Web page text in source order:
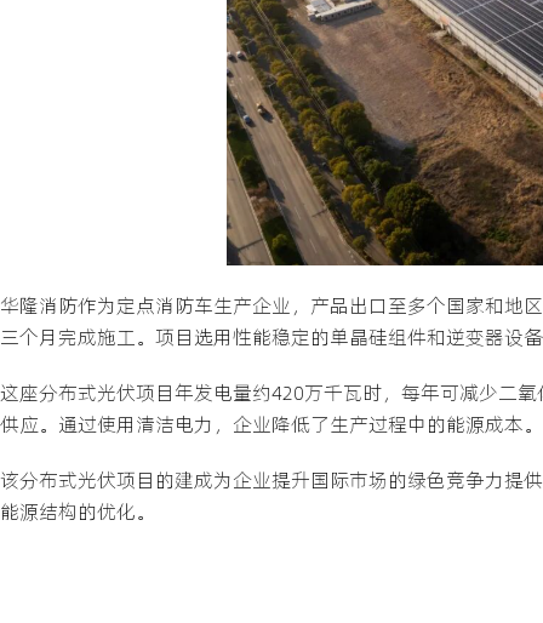
华隆消防作为定点消防车生产企业，产品出口至多个国家和地
三个月完成施工。项目选用性能稳定的单晶硅组件和逆变器设
这座分布式光伏项目年发电量约420万千瓦时，每年可减少二
供应。通过使用清洁电力，企业降低了生产过程中的能源成本。
该分布式光伏项目的建成为企业提升国际市场的绿色竞争力提
能源结构的优化。